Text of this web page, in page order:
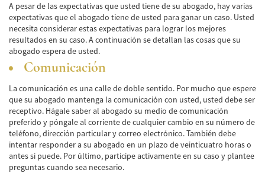
Distracted Driver
Drunk Driver
Head-on Collisions
Hit and Run Accident
Intersection Accident
Rear-End Collisions
Roof Crush
A pesar de las expectativas que usted tiene de su abogado, hay varias
expectativas que el abogado tiene de usted para ganar un caso. Usted
necesita considerar estas expectativas para lograr los mejores
resultados en su caso. A continuación se detallan las cosas que su
abogado espera de usted.
Comunicación
La comunicación es una calle de doble sentido. Por mucho que espere
que su abogado mantenga la comunicación con usted, usted debe ser
receptivo. Hágale saber al abogado su medio de comunicación
preferido y póngale al corriente de cualquier cambio en su número de
teléfono, dirección particular y correo electrónico. También debe
intentar responder a su abogado en un plazo de veinticuatro horas o
antes si puede. Por último, participe activamente en su caso y plantee
preguntas cuando sea necesario.